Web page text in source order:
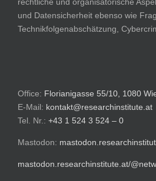
und Datensicherheit ebenso wie
Technikfolgenabschätzung,
Office: Florianigasse 55/10, 1080
E-Mail: kontakt@researchinstitute.at
Tel. Nr.: +43 1 524 3 524 – 0
Mastodon:
mastodon.researchinstitute.at/